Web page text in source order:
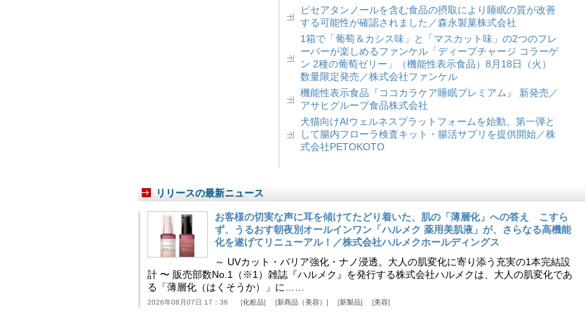
ピセアタンノールを含む食品の摂取により睡眠の質が改善
する可能性が確認されました／森永製菓株式会社
1箱で「葡萄＆カシス味」と「マスカット味」の2つのフレ
ーバーが楽しめるファンケル「ディープチャージ コラーゲ
ン 2種の葡萄ゼリー」（機能性表示食品）8月18日（火）
数量限定発売／株式会社ファンケル
機能性表示食品『ココカラケア睡眠プレミアム』 新発売／
アサヒグループ食品株式会社
犬猫向けAIウェルネスプラットフォームを始動。第一弾と
して腸内フローラ検査キット・腸活サプリを提供開始／株
式会社PETOKOTO
リリースの最新ニュース
お客様の切実な声に耳を傾けてたどり着いた、肌の「薄層化」への答え こすら
ず、うるおす朝夜別オールインワン「ハルメク 薬用美肌液」が、さらなる高機能
化を遂げてリニューアル！／株式会社ハルメクホールディングス
～ UVカット・バリア強化・ナノ浸透。大人の肌変化に寄り添う充実の1本完結設
計 〜 販売部数No.1（※1）雑誌『ハルメク』を発行する株式会社ハルメクは、大人の肌変化であ
る「薄層化（はくそうか）」に……
2026年08月07日 17：36 化粧品 新商品（美容） 新製品 美容